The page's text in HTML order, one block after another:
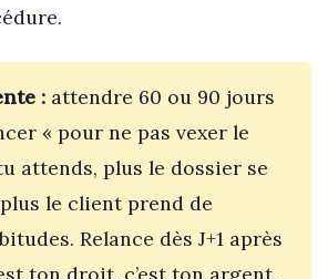
:attendre 60 ou 90 jours
« pour ne pas vexer le
attends, plus le dossier se
le client prend de
Relance dès J+1 après